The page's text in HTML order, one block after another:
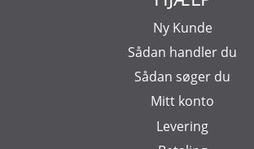
Ny Kunde
Sådan handler du
Sådan søger du
Mitt konto
Levering